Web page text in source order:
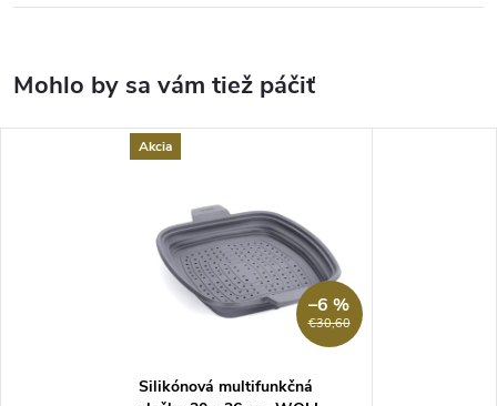
Akcia
€30,60
–6 %
Silikónová multifunkčná